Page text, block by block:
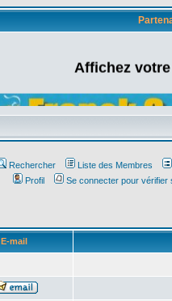
Affichez
Rechercher Liste des Membres
Profil
Se connecter pour vérifier
E-mail